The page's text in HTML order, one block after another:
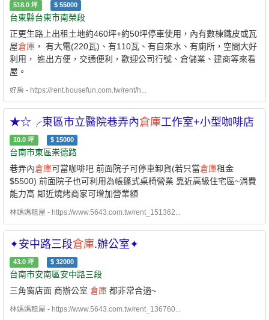
518.0 坪 $ 55000
台東縣台東市南榮段
正更生路上出租土地約460坪+約50坪停車使用，內有數棟鐵皮或瓦
屋倉庫 ， 有大電(220瓦)、有110瓦、有自來水、有廁所，空間大好
利用， 進出方便，交通便利，歡迎公司行號、倉儲業、建商等來看
屋。
好房 - https://rent.housefun.com.tw/rent/h...
★☆╭東區市立醫院巷弄內倉庫工作室+小型咖啡店
10.0 坪 $ 15000
台南市東區崇德路
巷弄內倉庫可當咖啡吧 前面院子可停車卸貨(若只當倉庫租金
$5500) 前面院子也可利用為帳篷式桌椅營業 靠近高級住宅區~消費
能力高 鄰近燒烤商家可增加營業額
林媽媽租屋 - https://www.5643.com.tw/rent_151362...
✦安中路三段倉庫.辦公室✦
43.0 坪 $ 32000
台南市安南區安中路三段
三角窗店面 商辦公室 倉庫 都非常合適~
林媽媽租屋 - https://www.5643.com.tw/rent_136760...